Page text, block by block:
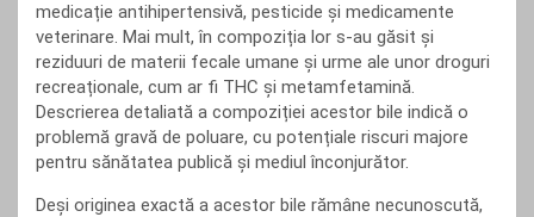
medicație antihipertensivă, pesticide și medicamente
veterinare. Mai mult, în compoziția lor s-au găsit și
reziduuri de materii fecale umane și urme ale unor droguri
recreaționale, cum ar fi THC și metamfetamină.
Descrierea detaliată a compoziției acestor bile indică o
problemă gravă de poluare, cu potențiale riscuri majore
pentru sănătatea publică și mediul înconjurător.
Deși originea exactă a acestor bile rămâne necunoscută,